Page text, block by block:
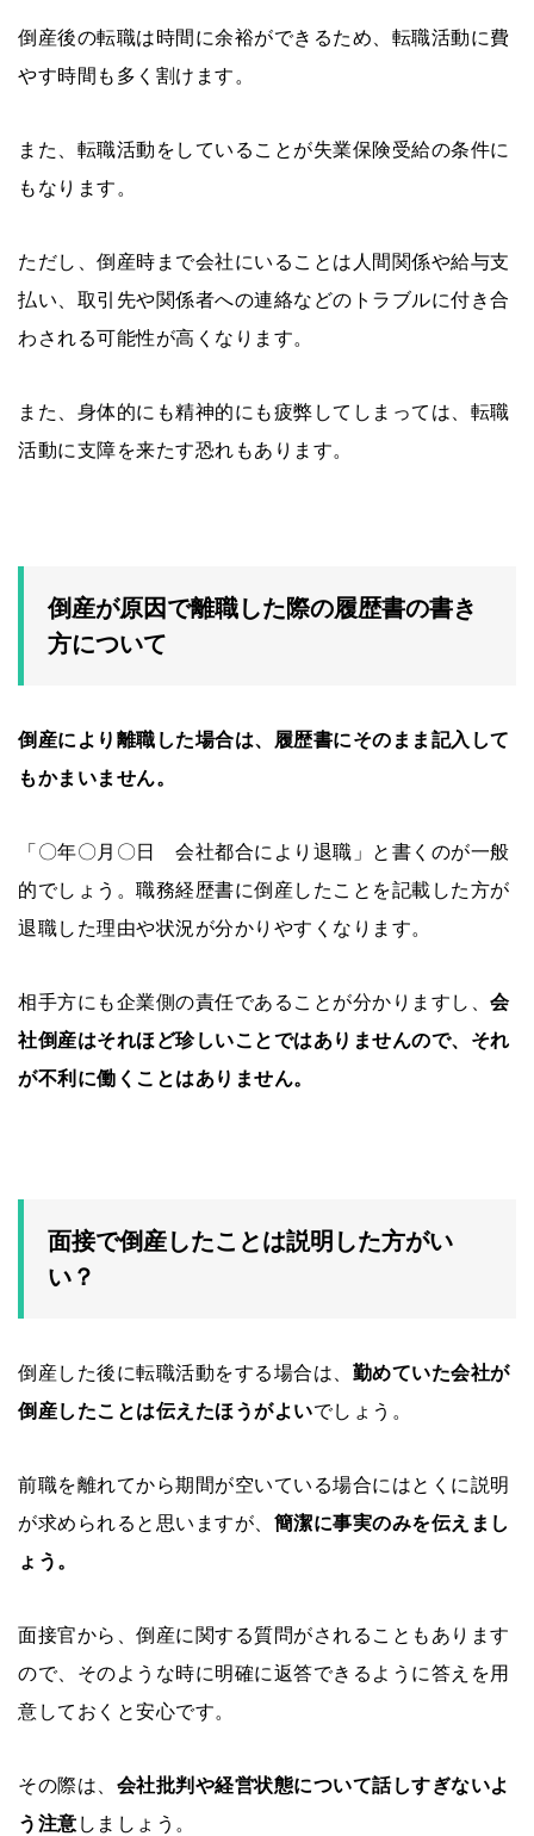
倒産後の転職は時間に余裕ができるため、転職活動に費
やす時間も多く割けます。
また、転職活動をしていることが失業保険受給の条件に
もなります。
ただし、倒産時まで会社にいることは人間関係や給与支
払い、取引先や関係者への連絡などのトラブルに付き合
わされる可能性が高くなります。
また、身体的にも精神的にも疲弊してしまっては、転職
活動に支障を来たす恐れもあります。
倒産が原因で離職した際の履歴書の書き
方について
倒産により離職した場合は、履歴書にそのまま記入して
もかまいません。
「〇年〇月〇日 会社都合により退職」と書くのが一般
的でしょう。職務経歴書に倒産したことを記載した方が
退職した理由や状況が分かりやすくなります。
相手方にも企業側の責任であることが分かりますし、 会
社倒産はそれほど珍しいことではありませんので、それ
が不利に働くことはありません。
面接で倒産したことは説明した方がい
い？
倒産した後に転職活動をする場合は、 勤めていた会社が
倒産したことは伝えたほうがよいでしょう。
前職を離れてから期間が空いている場合にはとくに説明
が求められると思いますが、 簡潔に事実のみを伝えまし
ょう。
面接官から、倒産に関する質問がされることもあります
ので、そのような時に明確に返答できるように答えを用
意しておくと安心です。
その際は、 会社批判や経営状態について話しすぎないよ
う注意 しましょう。